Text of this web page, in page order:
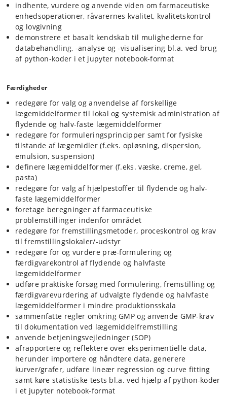
indhente, vurdere og anvende viden om farmaceutiske
enhedsoperationer, råvarernes kvalitet, kvalitetskontrol
og lovgivning
demonstrere et basalt kendskab til mulighederne for
databehandling, -analyse og -visualisering bl.a. ved brug
af python-koder i et jupyter notebook-format
Færdigheder
redegøre for valg og anvendelse af forskellige
lægemiddelformer til lokal og systemisk administration af
flydende og halv-faste lægemiddelformer
redegøre for formuleringsprincipper samt for fysiske
tilstande af lægemidler (f.eks. opløsning, dispersion,
emulsion, suspension)
definere lægemiddelformer (f.eks. væske, creme, gel,
pasta)
redegøre for valg af hjælpestoffer til flydende og halv-
faste lægemiddelformer
foretage beregninger af farmaceutiske
problemstillinger indenfor området
redegøre for fremstillingsmetoder, proceskontrol og krav
til fremstillingslokaler/​-udstyr
redegøre for og vurdere præ-formulering og
færdigvarekontrol af flydende og halvfaste
lægemiddelformer
udføre praktiske forsøg med formulering, fremstilling og
færdigvarevurdering af udvalgte flydende og halvfaste
lægemiddelformer i mindre produktionsskala
sammenfatte regler omkring GMP og anvende GMP-krav
til dokumentation ved lægemiddelfremstilling
anvende betjeningsvejledninger (SOP)
afrapportere og reflektere over eksperimentielle data,
herunder importere og håndtere data, generere
kurver/grafer, udføre lineær regression og curve fitting
samt køre statistiske tests bl.a. ved hjælp af python-koder
i et jupyter notebook-format